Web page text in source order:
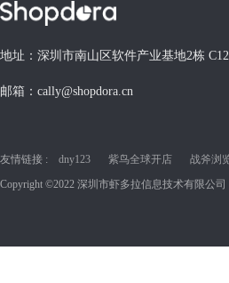
地址：深圳市南山区软件产业基地2栋
邮箱：cally@shopdora.cn
友情链接 : dny123 紫鸟全球开店 战斧浏
Copyright ©2022 深圳市虾多拉信息技术有限公司